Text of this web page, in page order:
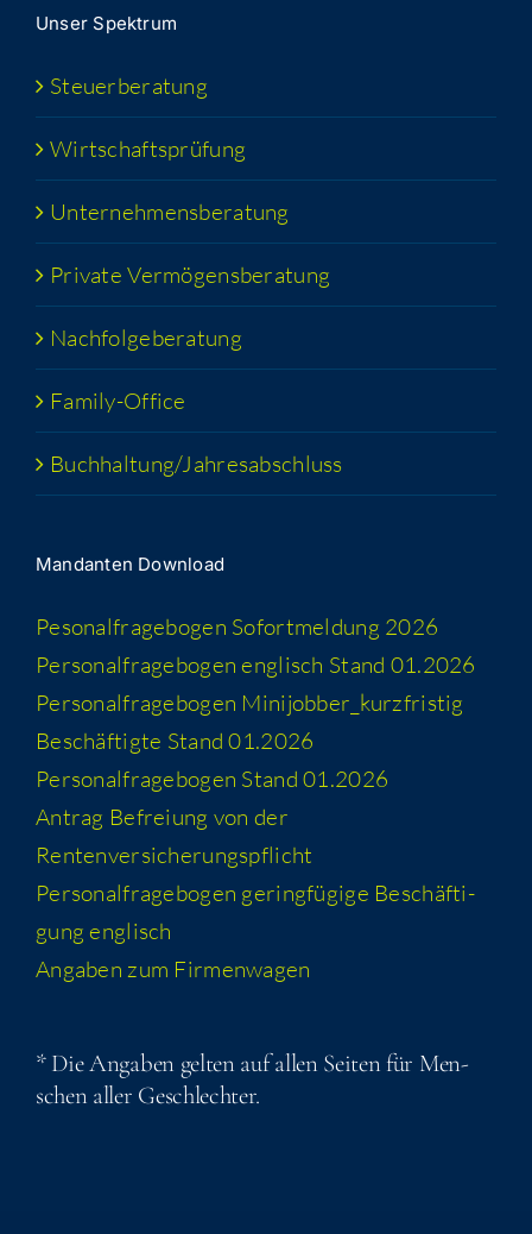
Unser Spek­trum
Steu­er­be­ra­tung
Wirt­schafts­prü­fung
Unter­neh­mens­be­ra­tung
Pri­va­te Vermögensberatung
Nach­fol­ge­be­ra­tung
Fami­­ly-Office
Buchhaltung/​​Jahresabschluss
Man­dan­ten Download
Peso­nal­fra­ge­bo­gen Sofort­mel­dung 2026
Per­so­nal­fra­ge­bo­gen eng­lisch Stand 01.2026
Per­so­nal­fra­ge­bo­gen Minijobber_​kurzfristig
Beschäf­tig­te Stand 01.2026
Per­so­nal­fra­ge­bo­gen Stand 01.2026
Antrag Befrei­ung von der
Rentenversicherungspflicht
Per­so­nal­fra­ge­bo­gen gering­fü­gi­ge Beschäf­ti­
gung englisch
Anga­ben zum Firmenwagen
* Die Anga­ben gel­ten auf allen Sei­ten für Men­
schen aller Geschlechter.